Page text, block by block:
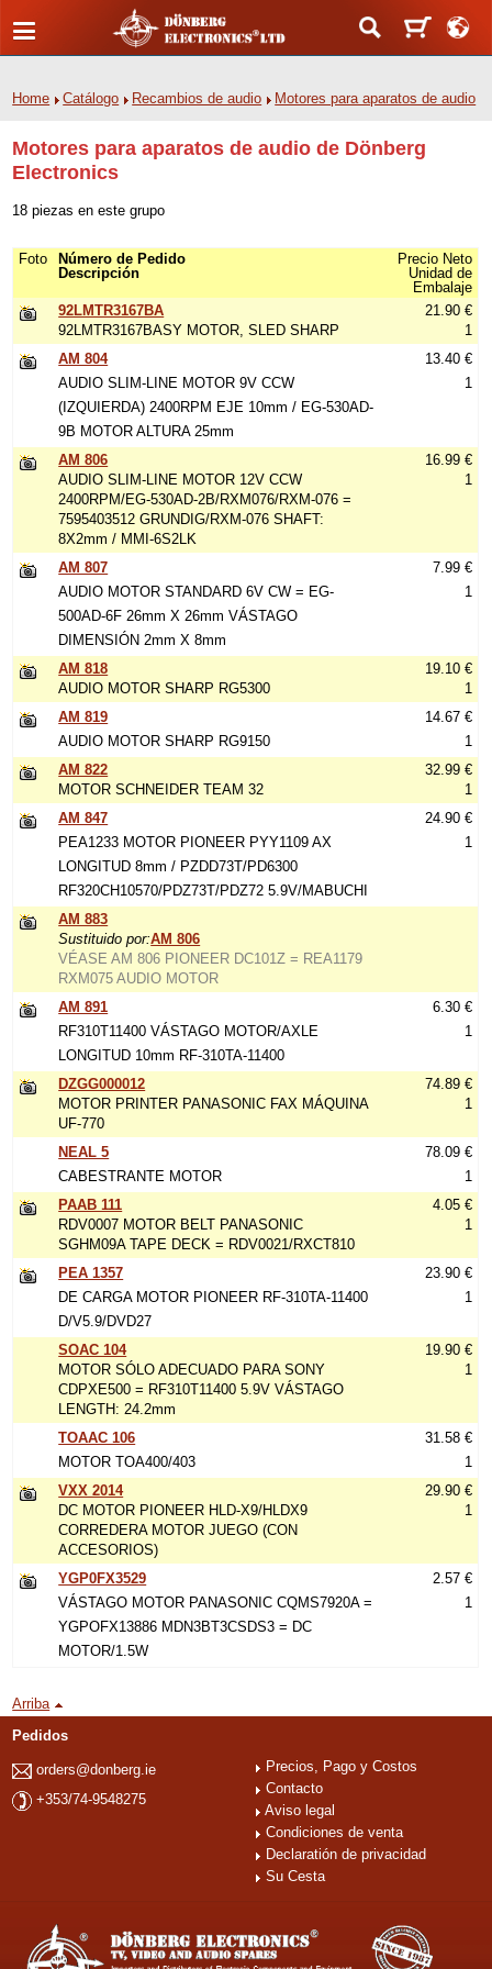
Home Catálogo Recambios de audio Motores para aparatos de audio
Motores para aparatos de audio de Dönberg
Electronics
18 piezas en este grupo
Foto
Número de Pedido
Descripción
Precio Neto
Unidad de
Embalaje
92LMTR3167BA
92LMTR3167BASY MOTOR, SLED SHARP
21.90 €
1
AM 804
AUDIO SLIM-LINE MOTOR 9V CCW
(IZQUIERDA) 2400RPM EJE 10mm / EG-530AD-
9B MOTOR ALTURA 25mm
13.40 €
1
AM 806
AUDIO SLIM-LINE MOTOR 12V CCW
2400RPM/EG-530AD-2B/RXM076/RXM-076 =
7595403512 GRUNDIG/RXM-076 SHAFT:
8X2mm / MMI-6S2LK
16.99 €
1
AM 807
AUDIO MOTOR STANDARD 6V CW = EG-
500AD-6F 26mm X 26mm VÁSTAGO
DIMENSIÓN 2mm X 8mm
7.99 €
1
AM 818
AUDIO MOTOR SHARP RG5300
19.10 €
1
AM 819
AUDIO MOTOR SHARP RG9150
14.67 €
1
AM 822
MOTOR SCHNEIDER TEAM 32
32.99 €
1
AM 847
PEA1233 MOTOR PIONEER PYY1109 AX
LONGITUD 8mm / PZDD73T/PD6300
RF320CH10570/PDZ73T/PDZ72 5.9V/MABUCHI
24.90 €
1
AM 883
Sustituido por:AM 806
VÉASE AM 806 PIONEER DC101Z = REA1179
RXM075 AUDIO MOTOR
AM 891
RF310T11400 VÁSTAGO MOTOR/AXLE
LONGITUD 10mm RF-310TA-11400
6.30 €
1
DZGG000012
MOTOR PRINTER PANASONIC FAX MÁQUINA
UF-770
74.89 €
1
NEAL 5
CABESTRANTE MOTOR
78.09 €
1
PAAB 111
RDV0007 MOTOR BELT PANASONIC
SGHM09A TAPE DECK = RDV0021/RXCT810
4.05 €
1
PEA 1357
DE CARGA MOTOR PIONEER RF-310TA-11400
D/V5.9/DVD27
23.90 €
1
SOAC 104
MOTOR SÓLO ADECUADO PARA SONY
CDPXE500 = RF310T11400 5.9V VÁSTAGO
LENGTH: 24.2mm
19.90 €
1
TOAAC 106
MOTOR TOA400/403
31.58 €
1
VXX 2014
DC MOTOR PIONEER HLD-X9/HLDX9
CORREDERA MOTOR JUEGO (CON
ACCESORIOS)
29.90 €
1
YGP0FX3529
VÁSTAGO MOTOR PANASONIC CQMS7920A =
YGPOFX13886 MDN3BT3CSDS3 = DC
MOTOR/1.5W
2.57 €
1
Arriba
Pedidos
orders@donberg.ie
+353/74-9548275
Precios, Pago y Costos
Contacto
Aviso legal
Condiciones de venta
Declaratión de privacidad
Su Cesta